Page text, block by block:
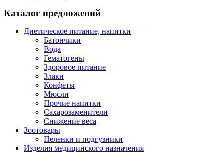
Каталог предложений
Диетическое питание, напитки
Батончики
Вода
Гематогены
Здоровое питание
Злаки
Конфеты
Мюсли
Прочие напитки
Сахарозаменители
Снижение веса
Зоотовары
Пеленки и подгузники
Изделия медицинского назначения